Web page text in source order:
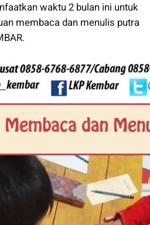
waktu 2 bulan ini untuk
membaca dan menulis putra